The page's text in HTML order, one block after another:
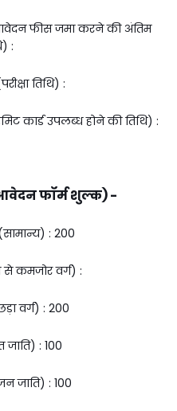
फीस जमा करने की अंतिम
:
तिथि) :
कार्ड उपलब्ध होने की तिथि) :
फॉर्म शुल्क) -
: ₹200
कमजोर वर्ग) :
वर्ग) : ₹200
: ₹100
जाति) : ₹100